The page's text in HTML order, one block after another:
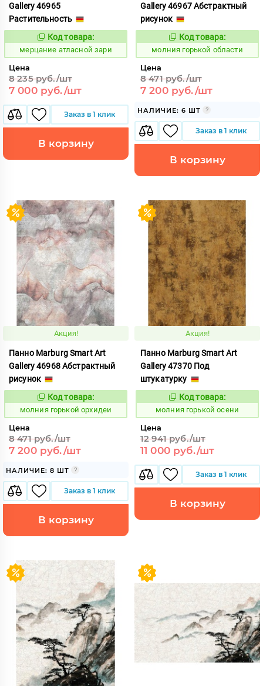
Gallery 46965
Растительность
983653
Код товара:
мерцание атласной зари
Цена
8 235 руб./шт
7 000 руб./шт
Заказ в 1 клик
В корзину
Gallery 46967 Абстрактный
рисунок
1002563
Код товара:
молния горькой области
Цена
8 471 руб./шт
7 200 руб./шт
НАЛИЧИЕ: 6 ШТ
Заказ в 1 клик
В корзину
Акция!
Панно Marburg Smart Art
Gallery 46968 Абстрактный
рисунок
1002564
Код товара:
молния горькой орхидеи
Цена
8 471 руб./шт
7 200 руб./шт
НАЛИЧИЕ: 8 ШТ
Заказ в 1 клик
В корзину
Акция!
Панно Marburg Smart Art
Gallery 47370 Под
штукатурку
1002565
Код товара:
молния горькой осени
Цена
12 941 руб./шт
11 000 руб./шт
Заказ в 1 клик
В корзину